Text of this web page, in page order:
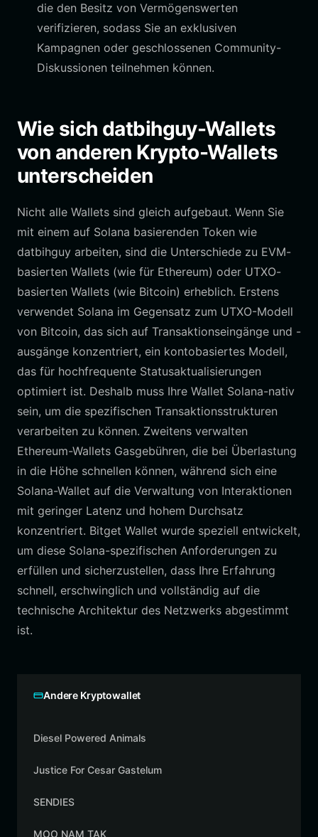
die den Besitz von Vermögenswerten
verifizieren, sodass Sie an exklusiven
Kampagnen oder geschlossenen Community-
Diskussionen teilnehmen können.
Wie sich datbihguy-Wallets
von anderen Krypto-Wallets
unterscheiden
Nicht alle Wallets sind gleich aufgebaut. Wenn Sie
mit einem auf Solana basierenden Token wie
datbihguy arbeiten, sind die Unterschiede zu EVM-
basierten Wallets (wie für Ethereum) oder UTXO-
basierten Wallets (wie Bitcoin) erheblich. Erstens
verwendet Solana im Gegensatz zum UTXO-Modell
von Bitcoin, das sich auf Transaktionseingänge und -
ausgänge konzentriert, ein kontobasiertes Modell,
das für hochfrequente Statusaktualisierungen
optimiert ist. Deshalb muss Ihre Wallet Solana-nativ
sein, um die spezifischen Transaktionsstrukturen
verarbeiten zu können. Zweitens verwalten
Ethereum-Wallets Gasgebühren, die bei Überlastung
in die Höhe schnellen können, während sich eine
Solana-Wallet auf die Verwaltung von Interaktionen
mit geringer Latenz und hohem Durchsatz
konzentriert. Bitget Wallet wurde speziell entwickelt,
um diese Solana-spezifischen Anforderungen zu
erfüllen und sicherzustellen, dass Ihre Erfahrung
schnell, erschwinglich und vollständig auf die
technische Architektur des Netzwerks abgestimmt
ist.
Andere Kryptowallet
Diesel Powered Animals
Justice For Cesar Gastelum
SENDIES
MOO NAM TAK